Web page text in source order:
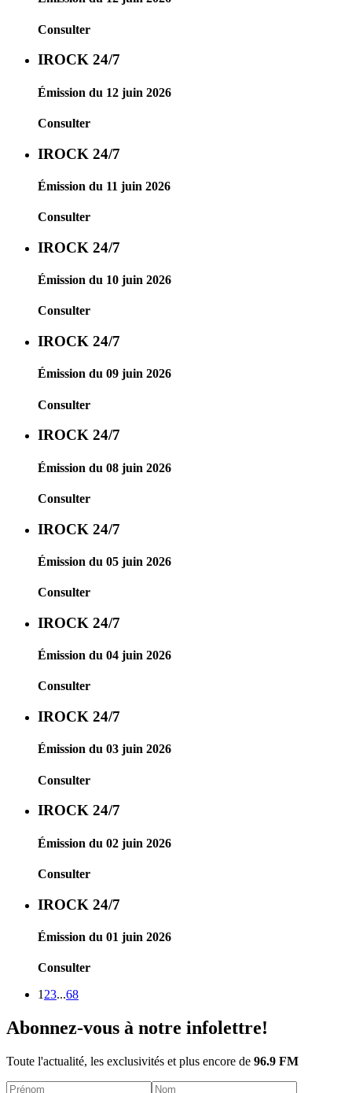
Consulter
IROCK 24/7
Émission du 12 juin 2026
Consulter
IROCK 24/7
Émission du 11 juin 2026
Consulter
IROCK 24/7
Émission du 10 juin 2026
Consulter
IROCK 24/7
Émission du 09 juin 2026
Consulter
IROCK 24/7
Émission du 08 juin 2026
Consulter
IROCK 24/7
Émission du 05 juin 2026
Consulter
IROCK 24/7
Émission du 04 juin 2026
Consulter
IROCK 24/7
Émission du 03 juin 2026
Consulter
IROCK 24/7
Émission du 02 juin 2026
Consulter
IROCK 24/7
Émission du 01 juin 2026
Consulter
1 23...68
Abonnez-vous à notre infolettre!
Toute l'actualité, les exclusivités et plus encore de 96.9 FM